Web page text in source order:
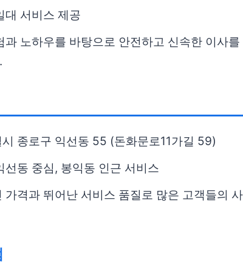
대 서비스 제공
과 노하우를 바탕으로 안전하고 신속한 이사
종로구 익선동 55 (돈화문로11가길 59)
선동 중심, 봉익동 인근 서비스
가격과 뛰어난 서비스 품질로 많은 고객들의